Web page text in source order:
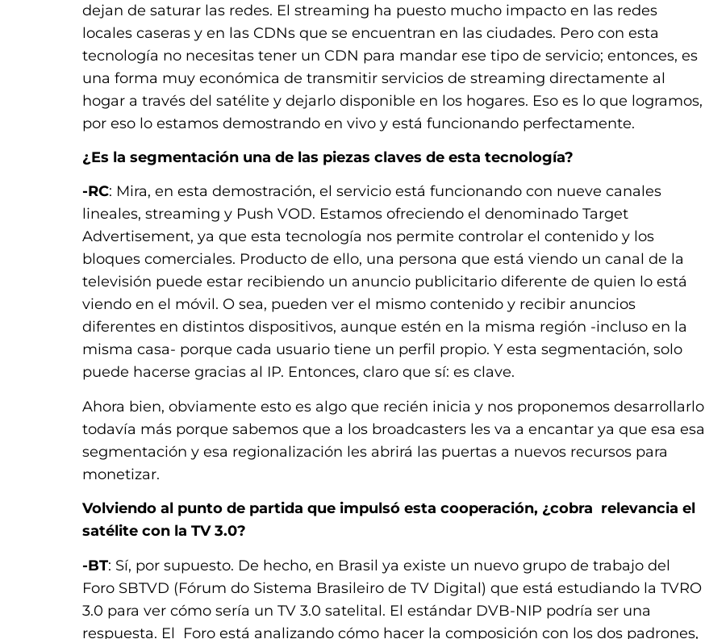
dejan de saturar las redes. El streaming ha puesto mucho impacto en las redes
locales caseras y en las CDNs que se encuentran en las ciudades. Pero con esta
tecnología no necesitas tener un CDN para mandar ese tipo de servicio; entonces, es
una forma muy económica de transmitir servicios de streaming directamente al
hogar a través del satélite y dejarlo disponible en los hogares. Eso es lo que logramos,
por eso lo estamos demostrando en vivo y está funcionando perfectamente.
¿Es la segmentación una de las piezas claves de esta tecnología?
-RC: Mira, en esta demostración, el servicio está funcionando con nueve canales
lineales, streaming y Push VOD. Estamos ofreciendo el denominado Target
Advertisement, ya que esta tecnología nos permite controlar el contenido y los
bloques comerciales. Producto de ello, una persona que está viendo un canal de la
televisión puede estar recibiendo un anuncio publicitario diferente de quien lo está
viendo en el móvil. O sea, pueden ver el mismo contenido y recibir anuncios
diferentes en distintos dispositivos, aunque estén en la misma región -incluso en la
misma casa- porque cada usuario tiene un perfil propio. Y esta segmentación, solo
puede hacerse gracias al IP. Entonces, claro que sí: es clave.
Ahora bien, obviamente esto es algo que recién inicia y nos proponemos desarrollarlo
todavía más porque sabemos que a los broadcasters les va a encantar ya que esa esa
segmentación y esa regionalización les abrirá las puertas a nuevos recursos para
monetizar.
Volviendo al punto de partida que impulsó esta cooperación, ¿cobra relevancia el
satélite con la TV 3.0?
-BT: Sí, por supuesto. De hecho, en Brasil ya existe un nuevo grupo de trabajo del
Foro SBTVD (Fórum do Sistema Brasileiro de TV Digital) que está estudiando la TVRO
3.0 para ver cómo sería un TV 3.0 satelital. El estándar DVB-NIP podría ser una
respuesta. El Foro está analizando cómo hacer la composición con los dos padrones,